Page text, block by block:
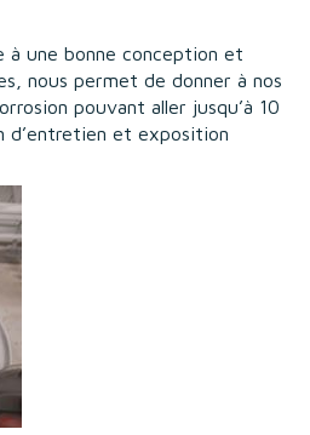
à une bonne conception et
nous permet de donner à nos
pouvant aller jusqu’à 10
d’entretien et exposition